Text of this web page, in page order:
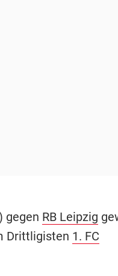
gegen RB Leipzig
Drittligisten 1. FC